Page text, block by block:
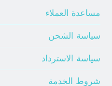
مساعدة العملاء
سياسة الشحن
سياسة الاسترداد
شروط الخدمة